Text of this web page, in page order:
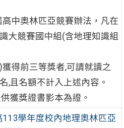
高中奧林匹亞競賽辦法，凡在
大競賽國中組(含地理知識組
得前三等獎者,可請就讀之
,且名額不計入上述內容。
獲獎證書影本為證。
113學年度校內地理奧林匹亞